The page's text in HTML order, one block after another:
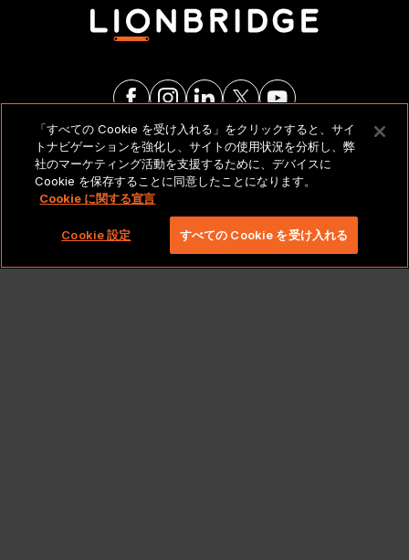
法的通知とポリシー
Copyright 2026 Lionbridge Technologies、LLC. All
rights reserved。
「すべての Cookie を受け入れる」をクリックすると、サイ
トナビゲーションを強化し、サイトの使用状況を分析し、弊
社のマーケティング活動を支援するために、デバイスに
Cookie を保存することに同意したことになります。
Cookie に関する宣言
Cookie 設定 すべての Cookie を受け入れる